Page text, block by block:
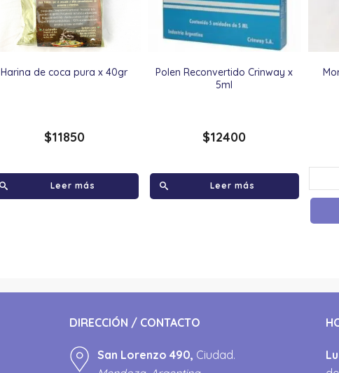
Harina de coca pura x 40gr
$11850
Leer más
Polen Reconvertido Crinway x
5ml
$12400
Leer más
DIRECCIÓN / CONTACTO
San Lorenzo 490, Ciudad.